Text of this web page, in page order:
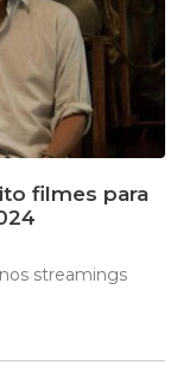
filmes para
streamings